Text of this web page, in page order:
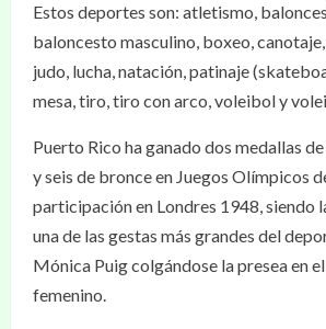
Estos deportes son: atletismo,
baloncesto masculino, boxeo,
judo, lucha, natación, patinaje
mesa, tiro, tiro con arco, voleibol y
Puerto Rico ha ganado dos medallas
y seis de bronce en Juegos Olímpicos
participación en Londres 1948, siendo
una de las gestas más grandes del
Mónica Puig colgándose la presea en
femenino.